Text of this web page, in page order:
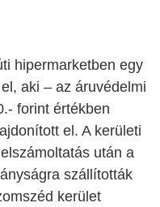
hipermarketben egy
aki – az áruvédelmi
forint értékben
el. A kerületi
után a
szállították
kerület